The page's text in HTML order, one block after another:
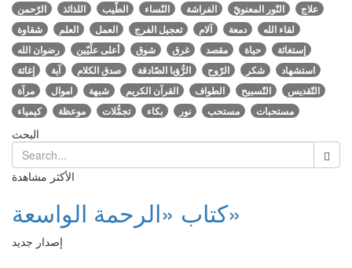
الرّحمن
اللذائذ الطّيب النّساء الفراشة النّور المعنويّ
علاج
شقاوة
العلم العمل تعجيل الفرج آلام دمعة
لقاء الله
رضوان الله
أعلى علِّيّين شوق غرق مقصد حياة
إستغاثة
إغاثة
آية صدق الكلام الرُّؤيا الصّادقة الرّوح شكر
استشهاد
مرآة
اموال شبهة القرآن الكريم الطواف التّسبيح
التّقديس
كيمياء
موعظة تجمُّلات بكاء نور مستحب مستحبات
البحث
الأكثر مشاهدة
كتاب «الرحمة الواسعة»
إصدار جديد